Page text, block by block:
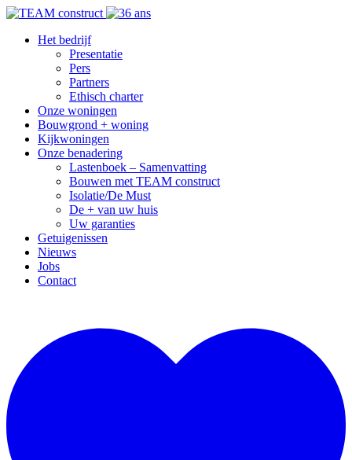
Het bedrijf
Presentatie
Pers
Partners
Ethisch charter
Onze woningen
Bouwgrond + woning
Kijkwoningen
Onze benadering
Lastenboek – Samenvatting
Bouwen met TEAM construct
Isolatie/De Must
De + van uw huis
Uw garanties
Getuigenissen
Nieuws
Jobs
Contact